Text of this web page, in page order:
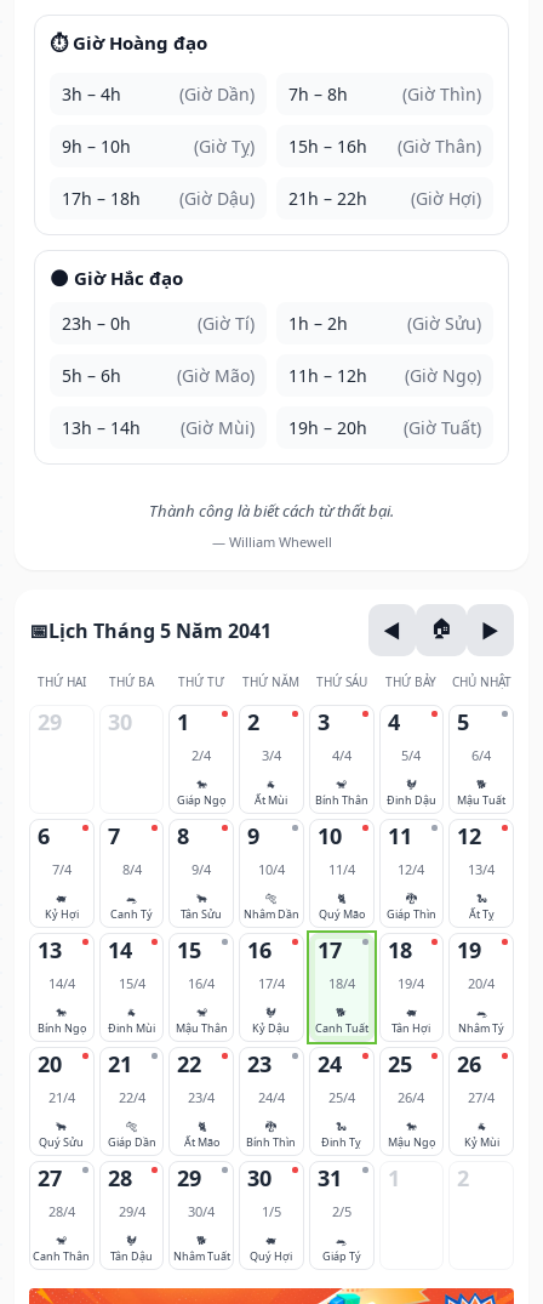
⏱️ Giờ Hoàng đạo
3h – 4h (Giờ Dần) 7h – 8h (Giờ Thìn)
9h – 10h (Giờ Tỵ) 15h – 16h (Giờ Thân)
17h – 18h (Giờ Dậu) 21h – 22h (Giờ Hợi)
🌑 Giờ Hắc đạo
23h – 0h (Giờ Tí) 1h – 2h (Giờ Sửu)
5h – 6h (Giờ Mão) 11h – 12h (Giờ Ngọ)
13h – 14h (Giờ Mùi) 19h – 20h (Giờ Tuất)
Thành công là biết cách từ thất bại.
— William Whewell
Lịch Tháng 5 Năm 2041
THỨ HAI THỨ BA THỨ TƯ THỨ NĂM THỨ SÁU THỨ BẢY CHỦ NHẬT
29 30 1
2/4
🐎
Giáp Ngọ
2
3/4
🐐
Ất Mùi
3
4/4
🐒
Bính Thân
4
5/4
🐓
Đinh Dậu
5
6/4
🐕
Mậu Tuất
6
7/4
🐖
Kỷ Hợi
7
8/4
🐀
Canh Tý
8
9/4
🐂
Tân Sửu
9
10/4
🐅
Nhâm Dần
10
11/4
🐈
Quý Mão
11
12/4
🐉
Giáp Thìn
12
13/4
🐍
Ất Tỵ
13
14/4
🐎
Bính Ngọ
14
15/4
🐐
Đinh Mùi
15
16/4
🐒
Mậu Thân
16
17/4
🐓
Kỷ Dậu
17
18/4
🐕
Canh Tuất
18
19/4
🐖
Tân Hợi
19
20/4
🐀
Nhâm Tý
20
21/4
🐂
Quý Sửu
21
22/4
🐅
Giáp Dần
22
23/4
🐈
Ất Mão
23
24/4
🐉
Bính Thìn
24
25/4
🐍
Đinh Tỵ
25
26/4
🐎
Mậu Ngọ
26
27/4
🐐
Kỷ Mùi
27
28/4
🐒
Canh Thân
28
29/4
🐓
Tân Dậu
29
30/4
🐕
Nhâm Tuất
30
1/5
🐖
Quý Hợi
31
2/5
🐀
Giáp Tý
1 2